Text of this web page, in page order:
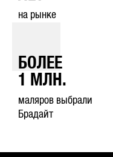
на рынке
БОЛЕЕ
1
МЛН.
маляров выбрали
Брадайт